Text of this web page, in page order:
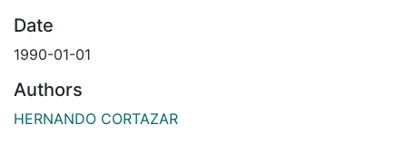
Date
1990-01-01
Authors
HERNANDO CORTAZAR